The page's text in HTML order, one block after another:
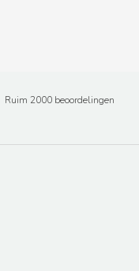
Ruim 2000 beoordelingen